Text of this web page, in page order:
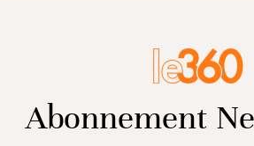
Abonnement